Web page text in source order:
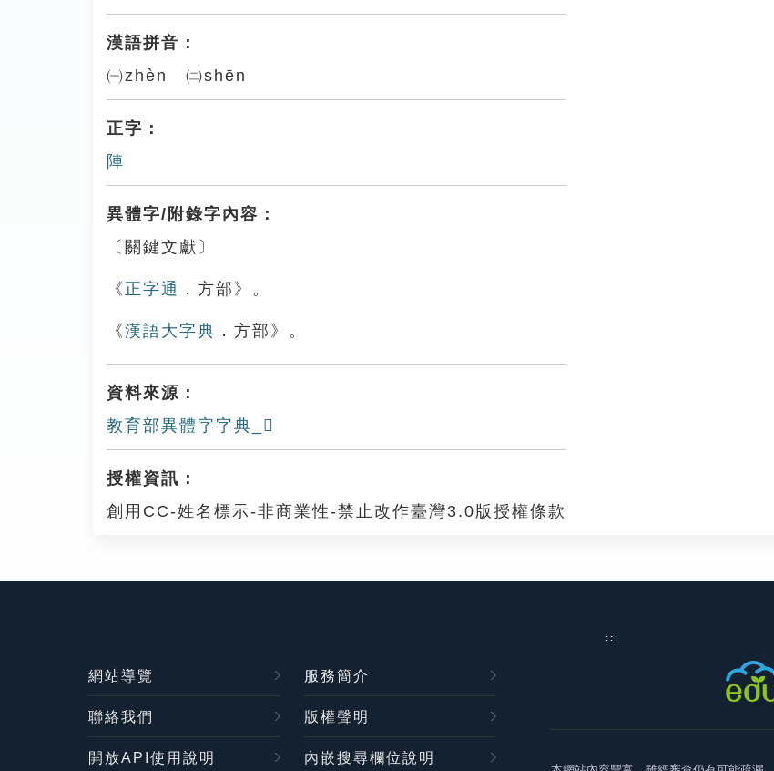
漢語拼音：
㈠zhèn ㈡shēn
正字：
陣
異體字/附錄字內容：
〔關鍵文獻〕
《 正字通 ．方部》。
《漢語大字典 ．方部》。
資料來源：
教育部異體字字典_𣃵
授權資訊：
創用CC-姓名標示-非商業性-禁止改作臺灣3.0版授權條款
:::
網站導覽 服務簡介
聯絡我們 版權聲明
開放API使用說明 內嵌搜尋欄位說明